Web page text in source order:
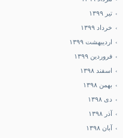
تیر ۱۳۹۹
خرداد ۱۳۹۹
اردیبهشت ۱۳۹۹
فروردین ۱۳۹۹
اسفند ۱۳۹۸
بهمن ۱۳۹۸
دی ۱۳۹۸
آذر ۱۳۹۸
آبان ۱۳۹۸